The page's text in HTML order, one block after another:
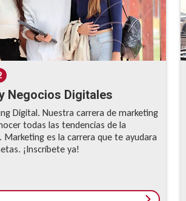
Negocios Digitales
Digital. Nuestra carrera de marketing
todas las tendencias de la
Marketing es la carrera que te ayudara
¡Inscríbete ya!